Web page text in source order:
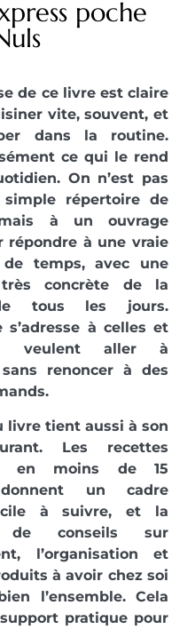
poche
de ce livre est claire
vite, souvent, et
dans la routine.
ce qui le rend
On n’est pas
répertoire de
à un ouvrage
répondre à une vraie
de temps, avec une
très concrète de la
tous les jours.
s’adresse à celles et
veulent aller à
sans renoncer à des
livre tient aussi à son
Les recettes
en moins de 15
un cadre
à suivre, et la
de conseils sur
l’organisation et
à avoir chez soi
l’ensemble. Cela
pratique pour